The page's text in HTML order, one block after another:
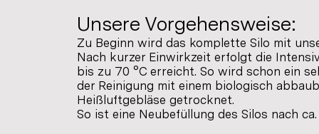
Unsere Vorgehensweise:
Zu Beginn wird das komplette Silo mit
Nach kurzer Einwirkzeit erfolgt die
bis zu 70 °C erreicht. So wird schon ein
der Reinigung mit einem biologisch
Heißluftgebläse getrocknet.
So ist eine Neubefüllung des Silos nach